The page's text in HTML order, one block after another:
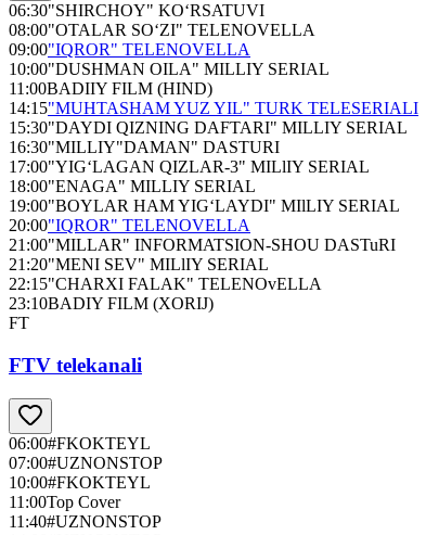
06:30"SHIRCHOY" KO‘RSATUVI
08:00"OTALAR SO‘ZI" TELENOVELLA
09:00"IQROR" TELENOVELLA
10:00"DUSHMAN OILA" MILLIY SERIAL
11:00BADIIY FILM (HIND)
14:15"MUHTASHAM YUZ YIL" TURK TELESERIALI
15:30"DAYDI QIZNING DAFTARI" MILLIY SERIAL
16:30"MILLIY"DAMAN" DASTURI
17:00"YIG‘LAGAN QIZLAR-3" MILlIY SERIAL
18:00"ENAGA" MILLIY SERIAL
19:00"BOYLAR HAM YIG‘LAYDI" MIlLIY SERIAL
20:00"IQROR" TELENOVELLA
21:00"MILLAR" INFORMATSION-SHOU DASTuRI
21:20"MENI SEV" MILlIY SERIAL
22:15"CHARXI FALAK" TELENOvELLA
23:10BADIY FILM (XORIJ)
FT
FTV telekanali
06:00#FKOKTEYL
07:00#UZNONSTOP
10:00#FKOKTEYL
11:00Top Cover
11:40#UZNONSTOP